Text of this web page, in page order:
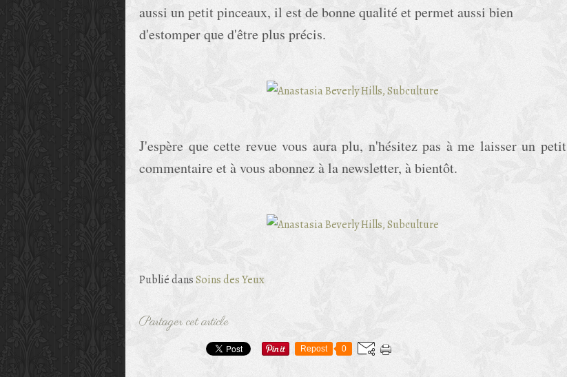
aussi un petit pinceaux, il est de bonne qualité et permet aussi bien
d'estomper que d'être plus précis.
J'espère que cette revue vous aura plu, n'hésitez pas à me laisser un petit
commentaire et à vous abonnez à la newsletter, à bientôt.
Publié dansSoins des Yeux
Partager cet article
Repost 0